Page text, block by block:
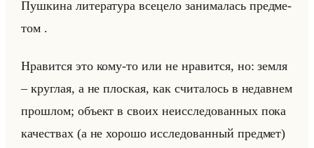
Пуш­ки­на ли­те­ра­ту­ра все­це­ло за­ни­ма­лась пред­ме­
том .
Нра­вит­ся это кому-то или не нра­вит­ся, но: земля
– круг­лая, а не плос­кая, как счи­та­лось в недав­нем
про­шлом; объект в своих неис­сле­до­ван­ных пока
ка­че­ствах (а не хо­ро­шо ис­сле­до­ван­ный пред­мет)